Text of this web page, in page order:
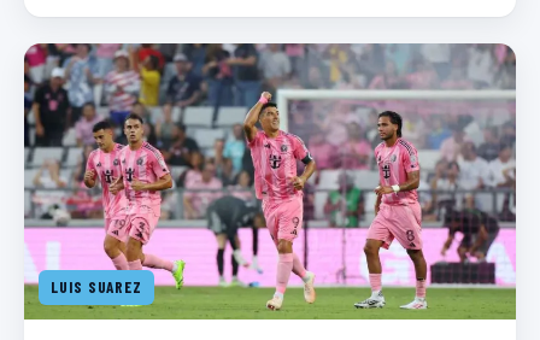
LUIS SUAREZ